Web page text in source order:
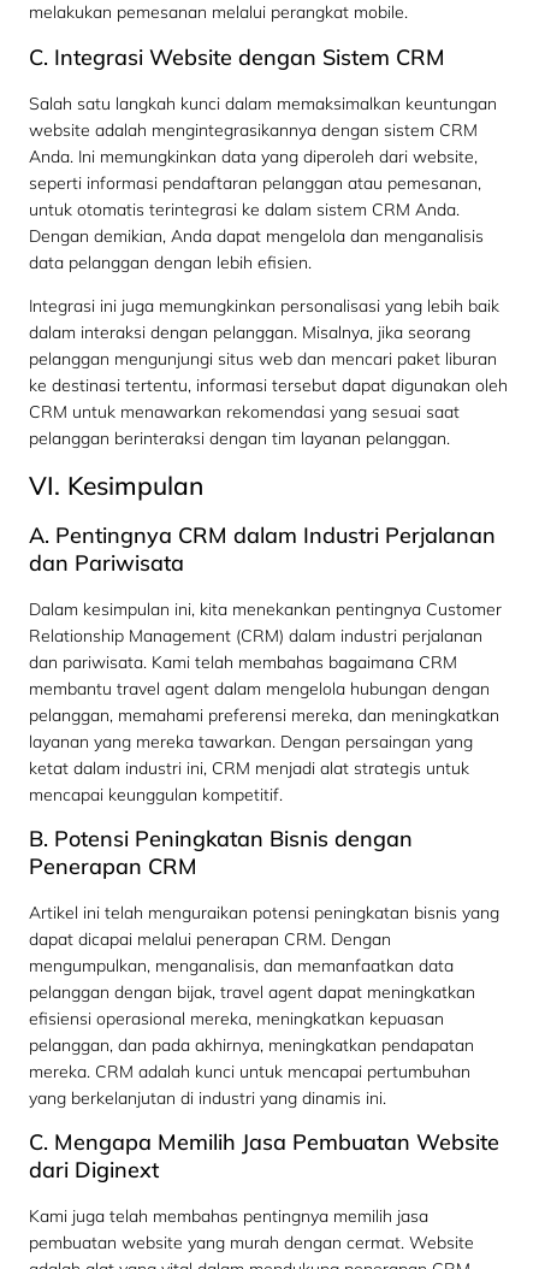
melakukan pemesanan melalui perangkat mobile.
C. Integrasi Website dengan Sistem CRM
Salah satu langkah kunci dalam memaksimalkan keuntungan
website adalah mengintegrasikannya dengan sistem CRM
Anda. Ini memungkinkan data yang diperoleh dari website,
seperti informasi pendaftaran pelanggan atau pemesanan,
untuk otomatis terintegrasi ke dalam sistem CRM Anda.
Dengan demikian, Anda dapat mengelola dan menganalisis
data pelanggan dengan lebih efisien.
Integrasi ini juga memungkinkan personalisasi yang lebih baik
dalam interaksi dengan pelanggan. Misalnya, jika seorang
pelanggan mengunjungi situs web dan mencari paket liburan
ke destinasi tertentu, informasi tersebut dapat digunakan oleh
CRM untuk menawarkan rekomendasi yang sesuai saat
pelanggan berinteraksi dengan tim layanan pelanggan.
VI. Kesimpulan
A. Pentingnya CRM dalam Industri Perjalanan
dan Pariwisata
Dalam kesimpulan ini, kita menekankan pentingnya Customer
Relationship Management (CRM) dalam industri perjalanan
dan pariwisata. Kami telah membahas bagaimana CRM
membantu travel agent dalam mengelola hubungan dengan
pelanggan, memahami preferensi mereka, dan meningkatkan
layanan yang mereka tawarkan. Dengan persaingan yang
ketat dalam industri ini, CRM menjadi alat strategis untuk
mencapai keunggulan kompetitif.
B. Potensi Peningkatan Bisnis dengan
Penerapan CRM
Artikel ini telah menguraikan potensi peningkatan bisnis yang
dapat dicapai melalui penerapan CRM. Dengan
mengumpulkan, menganalisis, dan memanfaatkan data
pelanggan dengan bijak, travel agent dapat meningkatkan
efisiensi operasional mereka, meningkatkan kepuasan
pelanggan, dan pada akhirnya, meningkatkan pendapatan
mereka. CRM adalah kunci untuk mencapai pertumbuhan
yang berkelanjutan di industri yang dinamis ini.
C. Mengapa Memilih Jasa Pembuatan Website
dari Diginext
Kami juga telah membahas pentingnya memilih jasa
pembuatan website yang murah dengan cermat. Website